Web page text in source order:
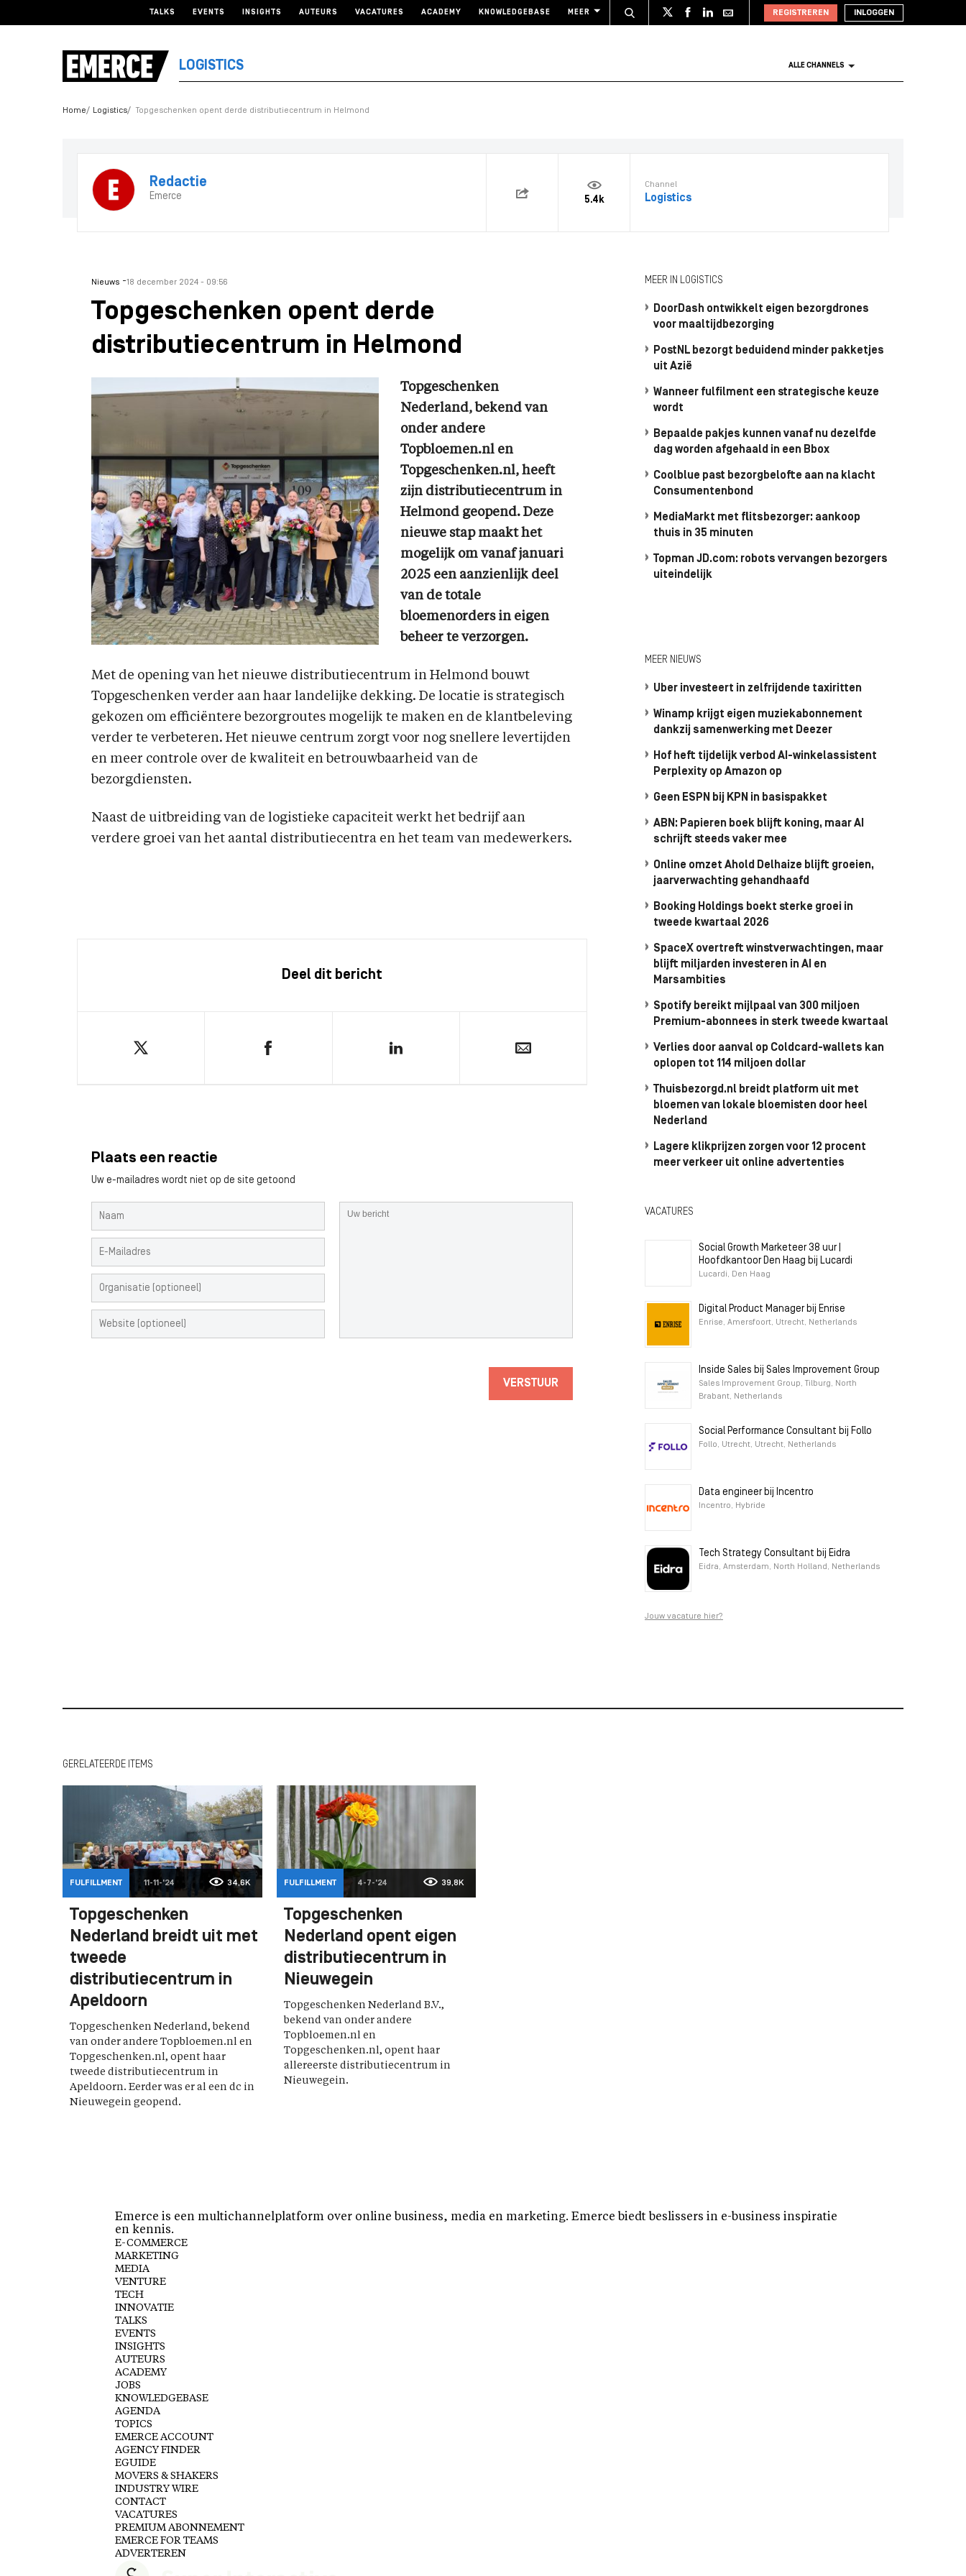
TALKS EVENTS INSIGHTS AUTEURS VACATURES ACADEMY KNOWLEDGEBASE MEER REGISTREREN INLOGGEN
LOGISTICS ALLE CHANNELS
Home Logistics Topgeschenken opent derde distributiecentrum in Helmond
Redactie
Emerce 5.4k
Channel
Logistics
Nieuws -18 december 2024 - 09:56
Topgeschenken opent derde
distributiecentrum in Helmond
Topgeschenken
Nederland, bekend van
onder andere
Topbloemen.nl en
Topgeschenken.nl, heeft
zijn distributiecentrum in
Helmond geopend. Deze
nieuwe stap maakt het
mogelijk om vanaf januari
2025 een aanzienlijk deel
van de totale
bloemenorders in eigen
beheer te verzorgen.
Met de opening van het nieuwe distributiecentrum in Helmond bouwt
Topgeschenken verder aan haar landelijke dekking. De locatie is strategisch
gekozen om efficiëntere bezorgroutes mogelijk te maken en de klantbeleving
verder te verbeteren. Het nieuwe centrum zorgt voor nog snellere levertijden
en meer controle over de kwaliteit en betrouwbaarheid van de
bezorgdiensten.
Naast de uitbreiding van de logistieke capaciteit werkt het bedrijf aan
verdere groei van het aantal distributiecentra en het team van medewerkers.
Deel dit bericht
Plaats een reactie
Uw e-mailadres wordt niet op de site getoond
VERSTUUR
MEER IN LOGISTICS
DoorDash ontwikkelt eigen bezorgdrones
voor maaltijdbezorging
PostNL bezorgt beduidend minder pakketjes
uit Azië
Wanneer fulfilment een strategische keuze
wordt
Bepaalde pakjes kunnen vanaf nu dezelfde
dag worden afgehaald in een Bbox
Coolblue past bezorgbelofte aan na klacht
Consumentenbond
MediaMarkt met flitsbezorger: aankoop
thuis in 35 minuten
Topman JD.com: robots vervangen bezorgers
uiteindelijk
MEER NIEUWS
Uber investeert in zelfrijdende taxiritten
Winamp krijgt eigen muziekabonnement
dankzij samenwerking met Deezer
Hof heft tijdelijk verbod AI-winkelassistent
Perplexity op Amazon op
Geen ESPN bij KPN in basispakket
ABN: Papieren boek blijft koning, maar AI
schrijft steeds vaker mee
Online omzet Ahold Delhaize blijft groeien,
jaarverwachting gehandhaafd
Booking Holdings boekt sterke groei in
tweede kwartaal 2026
SpaceX overtreft winstverwachtingen, maar
blijft miljarden investeren in AI en
Marsambities
Spotify bereikt mijlpaal van 300 miljoen
Premium-abonnees in sterk tweede kwartaal
Verlies door aanval op Coldcard-wallets kan
oplopen tot 114 miljoen dollar
Thuisbezorgd.nl breidt platform uit met
bloemen van lokale bloemisten door heel
Nederland
Lagere klikprijzen zorgen voor 12 procent
meer verkeer uit online advertenties
VACATURES
Social Growth Marketeer 38 uur |
Hoofdkantoor Den Haag bij Lucardi
Lucardi, Den Haag
Digital Product Manager bij Enrise
Enrise, Amersfoort, Utrecht, Netherlands
Inside Sales bij Sales Improvement Group
Sales Improvement Group, Tilburg, North
Brabant, Netherlands
Social Performance Consultant bij Follo
Follo, Utrecht, Utrecht, Netherlands
Data engineer bij Incentro
Incentro, Hybride
Tech Strategy Consultant bij Eidra
Eidra, Amsterdam, North Holland, Netherlands
Jouw vacature hier?
GERELATEERDE ITEMS
FULFILLMENT 11-11-'24 34,6K
Topgeschenken
Nederland breidt uit met
tweede
distributiecentrum in
Apeldoorn
Topgeschenken Nederland, bekend
van onder andere Topbloemen.nl en
Topgeschenken.nl, opent haar
tweede distributiecentrum in
Apeldoorn. Eerder was er al een dc in
Nieuwegein geopend.
FULFILLMENT 4-7-'24 39,8K
Topgeschenken
Nederland opent eigen
distributiecentrum in
Nieuwegein
Topgeschenken Nederland B.V.,
bekend van onder andere
Topbloemen.nl en
Topgeschenken.nl, opent haar
allereerste distributiecentrum in
Nieuwegein.
Emerce is een multichannelplatform over online business, media en marketing. Emerce biedt beslissers in e-business inspiratie
en kennis.
E-COMMERCE
MARKETING
MEDIA
VENTURE
TECH
INNOVATIE
TALKS
EVENTS
INSIGHTS
AUTEURS
ACADEMY
JOBS
KNOWLEDGEBASE
AGENDA
TOPICS
EMERCE ACCOUNT
AGENCY FINDER
EGUIDE
MOVERS & SHAKERS
INDUSTRY WIRE
CONTACT
VACATURES
PREMIUM ABONNEMENT
EMERCE FOR TEAMS
ADVERTEREN